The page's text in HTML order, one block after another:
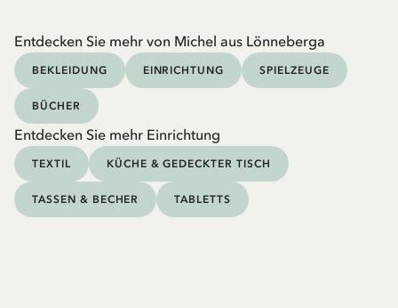
Entdecken Sie mehr von Michel aus Lönneberga
BEKLEIDUNG EINRICHTUNG SPIELZEUGE
BÜCHER
Entdecken Sie mehr Einrichtung
TEXTIL KÜCHE & GEDECKTER TISCH
TASSEN & BECHER TABLETTS